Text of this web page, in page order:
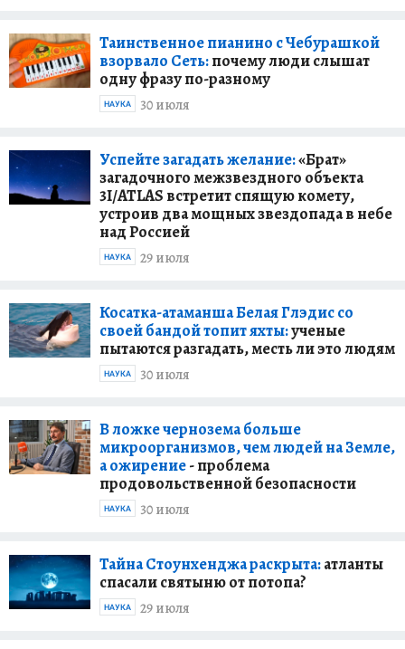
Таинственное пианино с Чебурашкой
взорвало Сеть:почему люди слышат
одну фразу по-разному
30 июля
НАУКА
Успейте загадать желание:«Брат»
загадочного межзвездного объекта
3I/ATLAS встретит спящую комету,
устроив два мощных звездопада в небе
над Россией
29 июля
НАУКА
Косатка-атаманша Белая Глэдис со
своей бандой топит яхты:ученые
пытаются разгадать, месть ли это людям
30 июля
НАУКА
В ложке чернозема больше
микроорганизмов, чем людей на Земле,
а ожирение- проблема
продовольственной безопасности
30 июля
НАУКА
Тайна Стоунхенджа раскрыта:атланты
спасали святыню от потопа?
29 июля
НАУКА